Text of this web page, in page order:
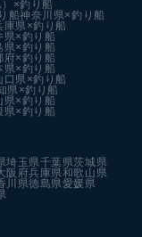
×釣り船
船神奈川県×釣り船
庫県×釣り船
県×釣り船
県×釣り船
府×釣り船
県×釣り船
口県×釣り船
県×釣り船
県×釣り船
県×釣り船
埼玉県千葉県茨城県
阪府兵庫県和歌山県
川県徳島県愛媛県